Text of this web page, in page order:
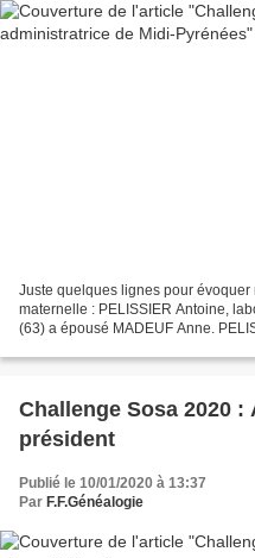
Juste quelques lignes pour
maternelle : PELISSIER Antoine,
(63) a épousé MADEUF Anne.
Challenge Sosa 2020
président
Publié le 10/01/2020 à 13:37
Par F.F.Généalogie